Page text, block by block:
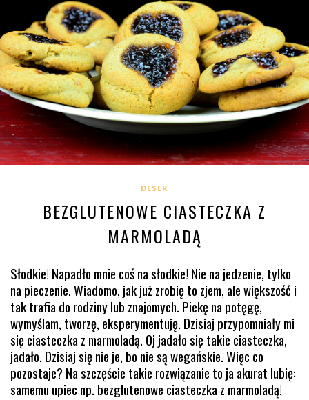
DESER
BEZGLUTENOWE CIASTECZKA Z
MARMOLADĄ
Słodkie! Napadło mnie coś na słodkie! Nie na jedzenie, tylko
na pieczenie. Wiadomo, jak już zrobię to zjem, ale większość i
tak trafia do rodziny lub znajomych. Piekę na potęgę,
wymyślam, tworzę, eksperymentuję. Dzisiaj przypomniały mi
się ciasteczka z marmoladą. Oj jadało się takie ciasteczka,
jadało. Dzisiaj się nie je, bo nie są wegańskie. Więc co
pozostaje? Na szczęście takie rozwiązanie to ja akurat lubię:
samemu upiec np. bezglutenowe ciasteczka z marmoladą!